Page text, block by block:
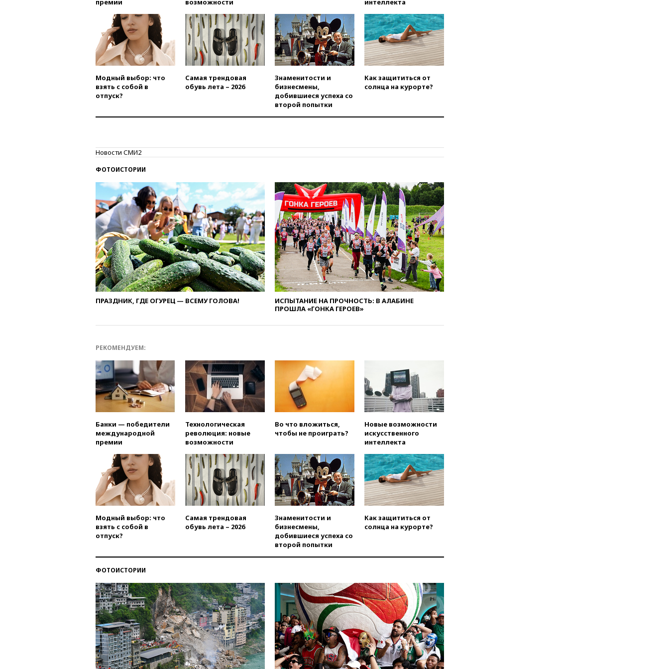
вчера, 23:35 Российского
арестовали в Израиле
вчера, 23:23«Спартак»
разгромил «Оренбург» в
Кубке России
X о миграционном кризисе в
Сеуте набрал миллион
просмотров
банкротство «Кванта» не
РФ
Оренбургской области
вчера, 22:22Минфин: в июле
выросли нефтегазовые
доходы российского бюджета
вчера, 22:15
Аксаков: ЦБ
согласовал первый стандарт
исламского банкинга
вчера, 21:43Организаторы
«Интервидения»
подтвердили, что конкурс
пройдет в Саудовской Аравии
вчера, 21:35Машков: в РФ
подготовили концепцию
экологических классов
вчера, 21:15Путин обсудил с
Машковым 150-летие Союза
театральных деятелей
вчера, 20:47Newsweek:
«взрывная» диарея охватила
47 из 50 штатов США
вчера, 20:35ПВО за 12 часов
сбила 200 украинских
беспилотников
вчера, 20:20Третий комплект
золотых медалей выиграли на
ЧЕ российские синхронистки
вчера, 20:15 ТАСС: жизни
главы «Уралдронзавода»
после взрыва ничего не
электричество
вчера, 20:00Зеленский связал
дефицит ракет с попыткой
Запада принудить Киев к
уступкам
вчера, 19:45Памфилова: ЦИК
примет беспрецедентные
меры безопасности во время
премии
возможности
интеллекта
Модный выбор: что
взять с собой в
отпуск?
Самая трендовая
обувь лета – 2026
Знаменитости и
бизнесмены,
добившиеся успеха со
второй попытки
Как защититься от
солнца на курорте?
Новости СМИ2
ФОТОИСТОРИИ
ПРАЗДНИК, ГДЕ ОГУРЕЦ — ВСЕМУ ГОЛОВА!
ИСПЫТАНИЕ НА ПРОЧНОСТЬ: В АЛАБИНЕ
ПРОШЛА «ГОНКА ГЕРОЕВ»
РЕКОМЕНДУЕМ:
Банки — победители
международной
премии
Технологическая
революция: новые
возможности
Во что вложиться,
чтобы не проиграть?
Новые возможности
искусственного
интеллекта
Модный выбор: что
взять с собой в
отпуск?
Самая трендовая
обувь лета – 2026
Знаменитости и
бизнесмены,
добившиеся успеха со
второй попытки
Как защититься от
солнца на курорте?
ФОТОИСТОРИИ